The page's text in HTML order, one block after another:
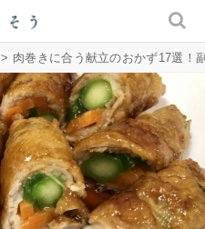
> 肉巻きに合う献立のおかず17選！